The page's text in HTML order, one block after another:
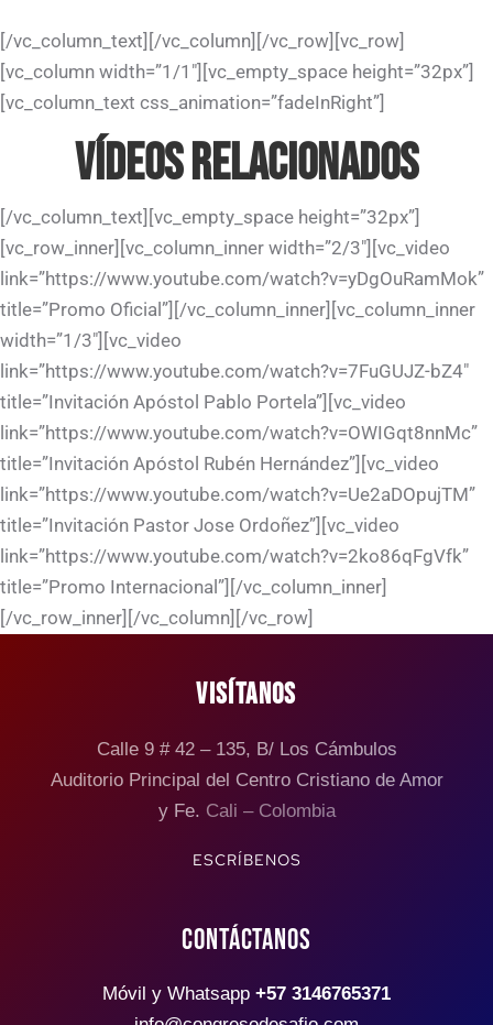
[/vc_column_text][/vc_column][/vc_row][vc_row]
[vc_column width=”1/1″][vc_empty_space height=”32px”]
[vc_column_text css_animation=”fadeInRight”]
VÍDEOS RELACIONADOS
[/vc_column_text][vc_empty_space height=”32px”]
[vc_row_inner][vc_column_inner width=”2/3″][vc_video
link=”https://www.youtube.com/watch?v=yDgOuRamMok”
title=”Promo Oficial”][/vc_column_inner][vc_column_inner
width=”1/3″][vc_video
link=”https://www.youtube.com/watch?v=7FuGUJZ-bZ4″
title=”Invitación Apóstol Pablo Portela”][vc_video
link=”https://www.youtube.com/watch?v=OWIGqt8nnMc”
title=”Invitación Apóstol Rubén Hernández”][vc_video
link=”https://www.youtube.com/watch?v=Ue2aDOpujTM”
title=”Invitación Pastor Jose Ordoñez”][vc_video
link=”https://www.youtube.com/watch?v=2ko86qFgVfk”
title=”Promo Internacional”][/vc_column_inner]
[/vc_row_inner][/vc_column][/vc_row]
VISÍTANOS
Calle 9 # 42 – 135, B/ Los Cámbulos
Auditorio Principal del Centro Cristiano de Amor
y Fe. Cali – Colombia
ESCRÍBENOS
CONTÁCTANOS
Móvil y Whatsapp +57 3146765371